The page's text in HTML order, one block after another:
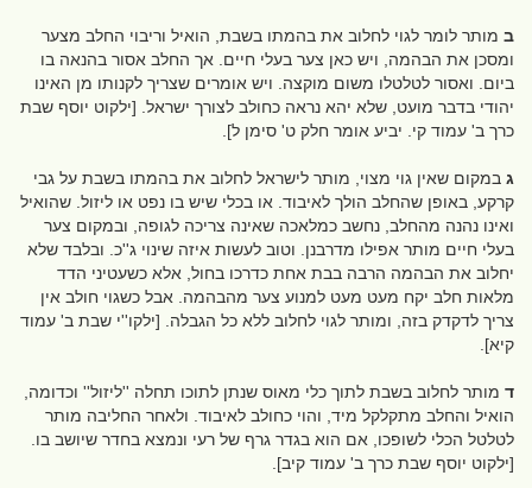
ב מותר לומר לגוי לחלוב את בהמתו בשבת, הואיל וריבוי החלב מצער
ומסכן את הבהמה, ויש כאן צער בעלי חיים. אך החלב אסור בהנאה בו
ביום. ואסור לטלטלו משום מוקצה. ויש אומרים שצריך לקנותו מן האינו
יהודי בדבר מועט, שלא יהא נראה כחולב לצורך ישראל. [ילקוט יוסף שבת
כרך ב' עמוד קי. יביע אומר חלק ט' סימן ל].
ג במקום שאין גוי מצוי, מותר לישראל לחלוב את בהמתו בשבת על גבי
קרקע, באופן שהחלב הולך לאיבוד. או בכלי שיש בו נפט או ליזול. שהואיל
ואינו נהנה מהחלב, נחשב כמלאכה שאינה צריכה לגופה, ובמקום צער
בעלי חיים מותר אפילו מדרבנן. וטוב לעשות איזה שינוי ג''כ. ובלבד שלא
יחלוב את הבהמה הרבה בבת אחת כדרכו בחול, אלא כשעטיני הדד
מלאות חלב יקח מעט מעט למנוע צער מהבהמה. אבל כשגוי חולב אין
צריך לדקדק בזה, ומותר לגוי לחלוב ללא כל הגבלה. [ילקו''י שבת ב' עמוד
קיא].
ד מותר לחלוב בשבת לתוך כלי מאוס שנתן לתוכו תחלה ''ליזול'' וכדומה,
הואיל והחלב מתקלקל מיד, והוי כחולב לאיבוד. ולאחר החליבה מותר
לטלטל הכלי לשופכו, אם הוא בגדר גרף של רעי ונמצא בחדר שיושב בו.
[ילקוט יוסף שבת כרך ב' עמוד קיב].